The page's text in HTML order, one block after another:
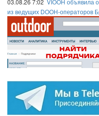
03.08.26 7:02 VIOOH объявила
из ведущих DOOH-операторов